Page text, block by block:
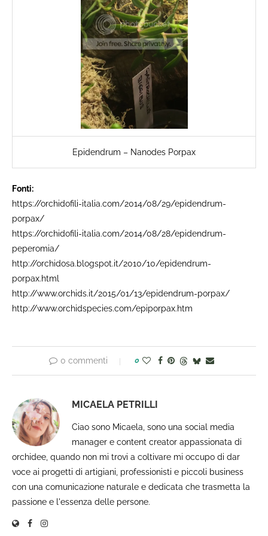
Epidendrum – Nanodes Porpax
Fonti:
https://orchidofili-italia.com/2014/08/29/epidendrum-
porpax/
https://orchidofili-italia.com/2014/08/28/epidendrum-
peperomia/
http://orchidosa.blogspot.it/2010/10/epidendrum-
porpax.html
http://www.orchids.it/2015/01/13/epidendrum-porpax/
http://www.orchidspecies.com/epiporpax.htm
0 commenti 0
MICAELA PETRILLI
Ciao sono Micaela, sono una social media
manager e content creator appassionata di
orchidee, quando non mi trovi a coltivare mi occupo di dar
voce ai progetti di artigiani, professionisti e piccoli business
con una comunicazione naturale e dedicata che trasmetta la
passione e l'essenza delle persone.